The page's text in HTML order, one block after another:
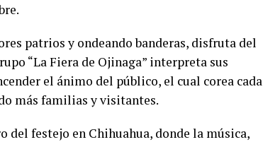
patrios y ondeando banderas, disfruta del
“La Fiera de Ojinaga” interpreta sus
el ánimo del público, el cual corea cada
más familias y visitantes.
del festejo en Chihuahua, donde la música,